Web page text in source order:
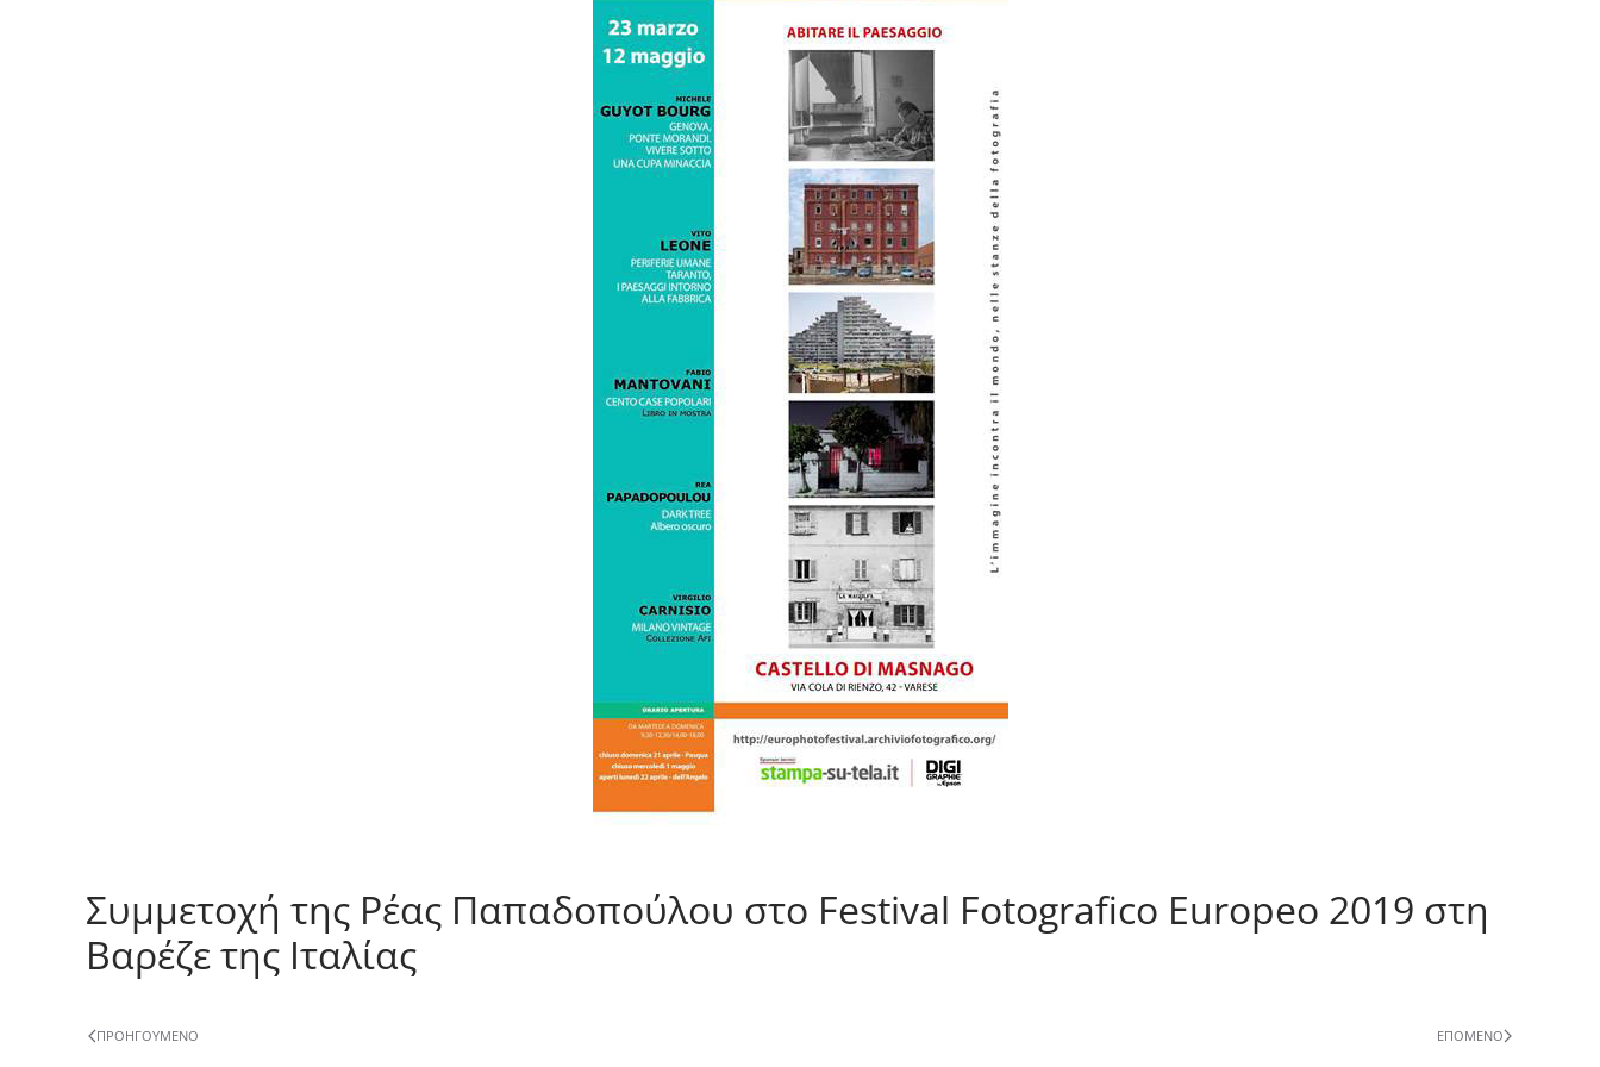
Συμμετοχή της Ρέας Παπαδοπούλου στο Festival Fotografico Europeo 2019 στη
Βαρέζε της Ιταλίας
ΠΡΟΗΓΟΎΜΕΝΟ ΕΠΌΜΕΝΟ